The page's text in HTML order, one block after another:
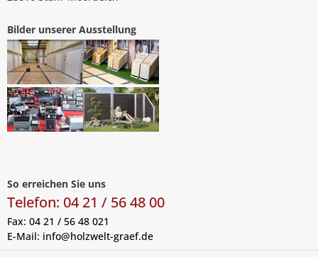
Bilder unserer Ausstellung
So erreichen Sie uns
Telefon: 04 21 / 56 48 00
Fax: 04 21 / 56 48 021
E-Mail: info@holzwelt-graef.de